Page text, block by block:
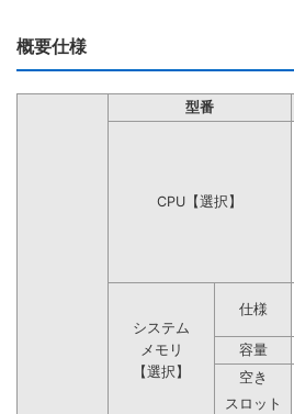
概要仕様
型番
CPU【選択】
システム
メモリ
【選択】
仕様
容量
空き
スロット